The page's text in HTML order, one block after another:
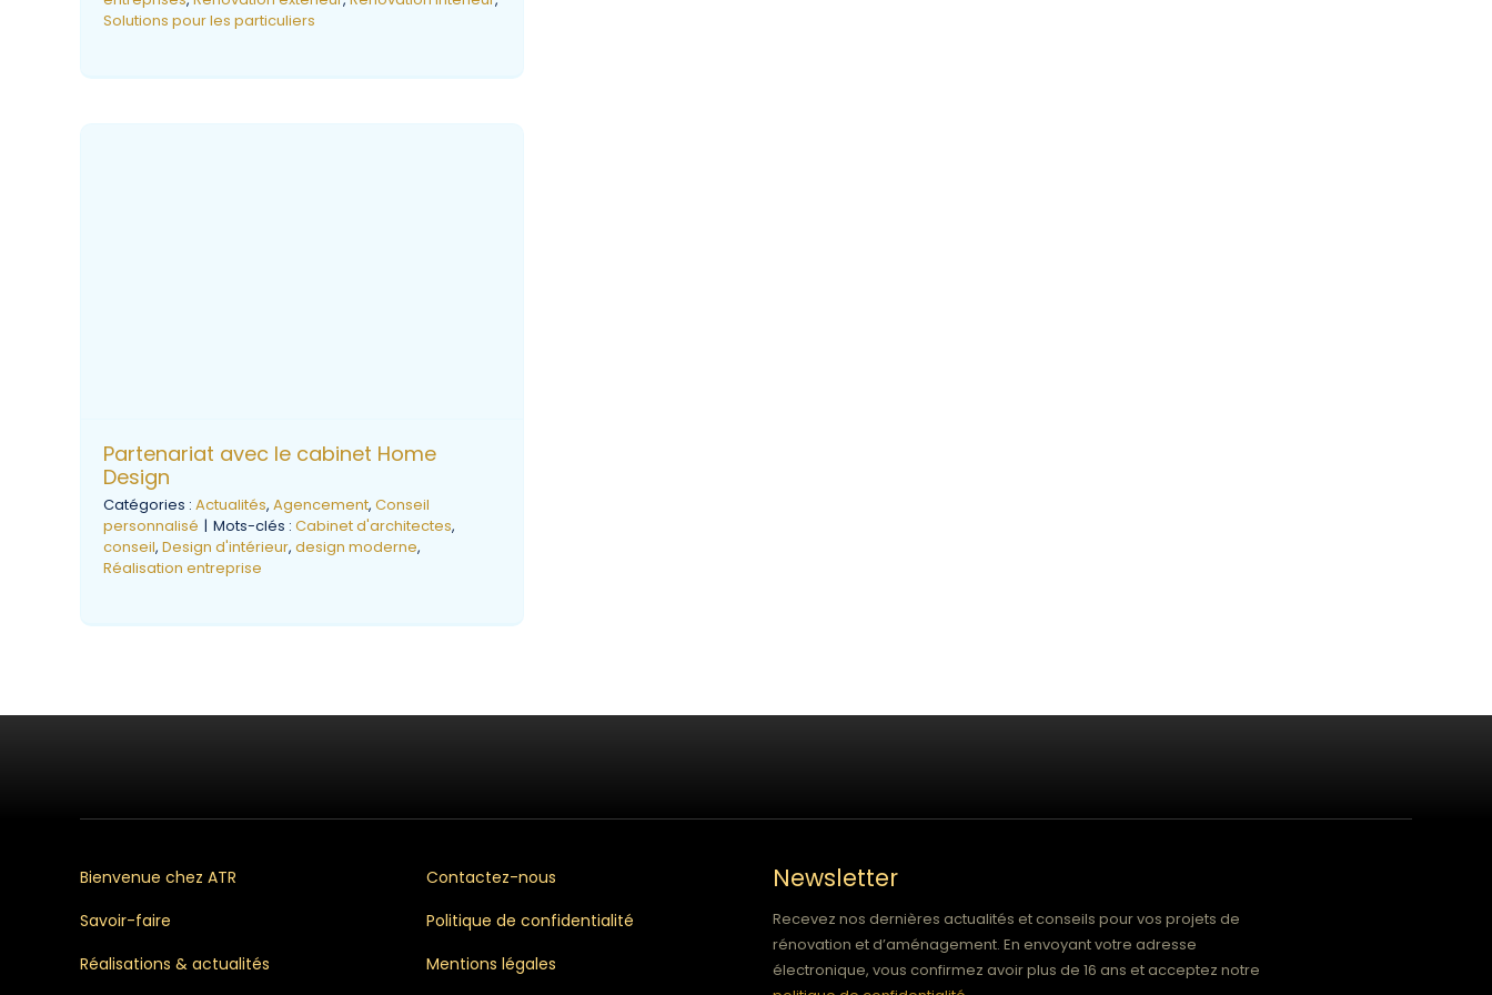
Solutions pour les particuliers
Partenariat avec le cabinet Home
Design
Catégories : Actualités, Agencement, Conseil
personnalisé | Mots-clés : Cabinet d'architectes,
conseil, Design d'intérieur, design moderne,
Réalisation entreprise
Bienvenue chez ATR
Savoir-faire
Réalisations & actualités
Contactez-nous
Politique de confidentialité
Mentions légales
Newsletter
Recevez nos dernières actualités et conseils pour vos projets de
rénovation et d’aménagement. En envoyant votre adresse
électronique, vous confirmez avoir plus de 16 ans et acceptez notre